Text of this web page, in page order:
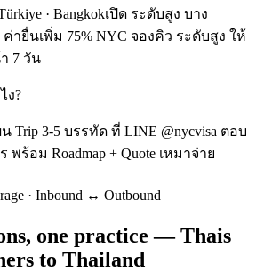
· Bangkokเปิด ระดับสูง บาง
ค่ายื่นเพิ่ม 75% NYC จองคิว ระดับสูง ให้
7 วัน
ง?
Trip 3-5 บรรทัด ที่ LINE @nycvisa ตอบ
ร้อม Roadmap + Quote เหมาจ่าย
· Inbound ↔ Outbound
one practice — Thais
to Thailand